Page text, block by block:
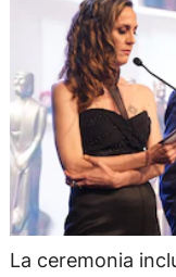
La ceremonia